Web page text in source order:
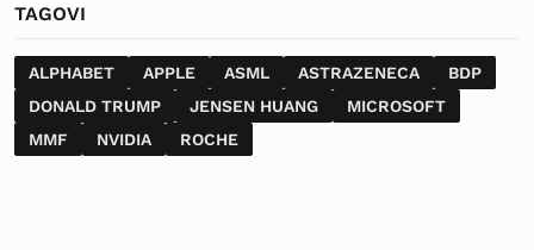
TAGOVI
ALPHABET APPLE ASML ASTRAZENECA
BDP
DONALD TRUMP
JENSEN HUANG
MICROSOFT
MMF
NVIDIA ROCHE